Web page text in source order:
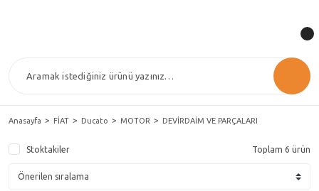
Anasayfa FİAT Ducato MOTOR DEVİRDAİM VE PARÇALARI
Stoktakiler Toplam 6 ürün